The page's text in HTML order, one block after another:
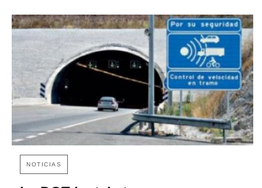
NOTICIAS